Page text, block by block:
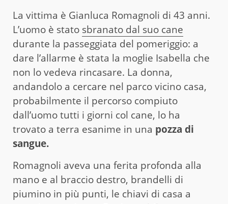
La vittima è Gianluca Romagnoli di 43 anni.
L’uomo è stato sbranato dal suo cane
durante la passeggiata del pomeriggio: a
dare l’allarme è stata la moglie Isabella che
non lo vedeva rincasare. La donna,
andandolo a cercare nel parco vicino casa,
probabilmente il percorso compiuto
dall’uomo tutti i giorni col cane, lo ha
trovato a terra esanime in una pozza di
sangue.
Romagnoli aveva una ferita profonda alla
mano e al braccio destro, brandelli di
piumino in più punti, le chiavi di casa a